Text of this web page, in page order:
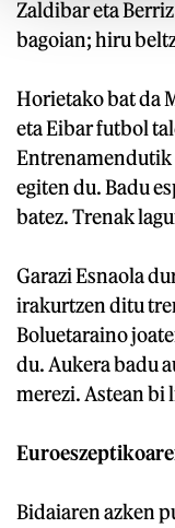
Zaldibar eta
bagoian; hiru
Horietako bat da
eta Eibar futbol
Entrenamendutik
egiten du. Badu
batez. Trenak
Garazi Esnaola
irakurtzen ditu
Boluetaraino
du. Aukera badu
merezi. Astean bi
Bidaiaren azken